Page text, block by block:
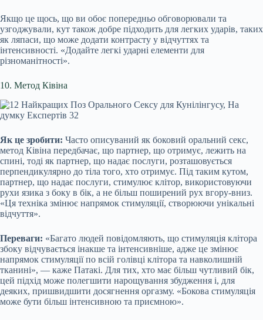
Якщо це щось, що ви обоє попередньо обговорювали та
узгоджували, кут також добре підходить для легких ударів, таких
як ляпаси, що може додати контрасту у відчуттях та
інтенсивності. «Додайте легкі ударні елементи для
різноманітності».
10. Метод Ківіна
Як це зробити: Часто описуваний як боковий оральний секс,
метод Ківіна передбачає, що партнер, що отримує, лежить на
спині, тоді як партнер, що надає послуги, розташовується
перпендикулярно до тіла того, хто отримує. Під таким кутом,
партнер, що надає послуги, стимулює клітор, використовуючи
рухи язика з боку в бік, а не більш поширений рух вгору-вниз.
«Ця техніка змінює напрямок стимуляції, створюючи унікальні
відчуття».
Переваги: «Багато людей повідомляють, що стимуляція клітора
збоку відчувається інакше та інтенсивніше, адже це змінює
напрямок стимуляції по всій голівці клітора та навколишній
тканині», — каже Патакі. Для тих, хто має більш чутливий бік,
цей підхід може полегшити нарощування збудження і, для
деяких, пришвидшити досягнення оргазму. «Бокова стимуляція
може бути більш інтенсивною та приємною».